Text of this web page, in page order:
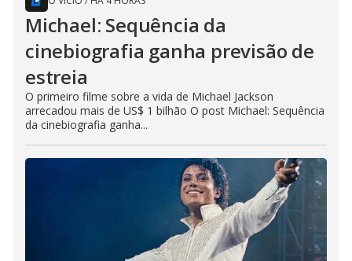
Michael: Sequência da
cinebiografia ganha previsão de
estreia
O primeiro filme sobre a vida de Michael Jackson
arrecadou mais de US$ 1 bilhão O post Michael: Sequência
da cinebiografia ganha...